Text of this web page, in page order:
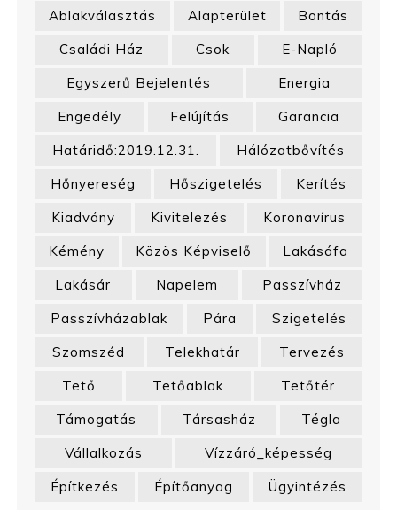
Ablakválasztás
Alapterület
Bontás
Családi Ház
Csok
E-Napló
Egyszerű Bejelentés
Energia
Engedély
Felújítás
Garancia
Határidő:2019.12.31.
Hálózatbővítés
Hőnyereség
Hőszigetelés
Kerítés
Kiadvány
Kivitelezés
Koronavírus
Kémény
Közös Képviselő
Lakásáfa
Lakásár
Napelem
Passzívház
Passzívházablak
Pára
Szigetelés
Szomszéd
Telekhatár
Tervezés
Tető
Tetőablak
Tetőtér
Támogatás
Társasház
Tégla
Vállalkozás
Vízzáró_képesség
Építkezés
Építőanyag Ügyintézés